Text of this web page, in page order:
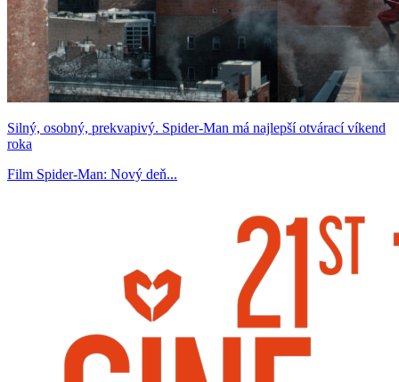
Silný, osobný, prekvapivý. Spider-Man má najlepší otvárací víkend
roka
Film Spider-Man: Nový deň...